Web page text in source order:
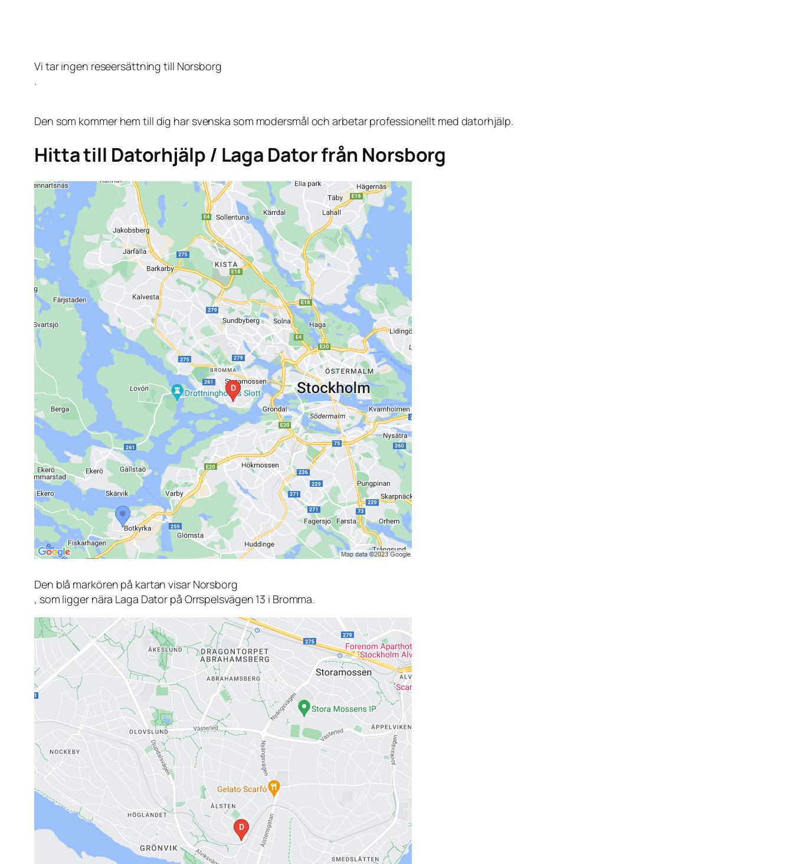
Vi tar ingen reseersättning till Norsborg
.
Den som kommer hem till dig har svenska som modersmål och arbetar professionellt med datorhjälp.
Hitta till Datorhjälp / Laga Dator från Norsborg
Den blå markören på kartan visar Norsborg
, som ligger nära Laga Dator på Orrspelsvägen 13 i Bromma.